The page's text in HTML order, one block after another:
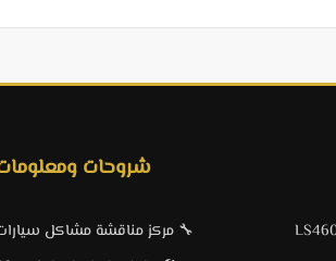
شروحات
🔧 مركز مناقشة مشاكل